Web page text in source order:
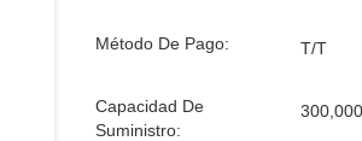
Método De Pago: T/T
Capacidad De
Suministro: